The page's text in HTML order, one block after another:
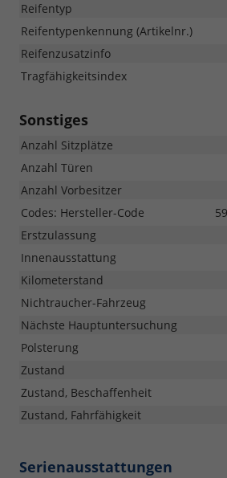
Reifentyp
Reifentypenkennung (Artikelnr.)
Reifenzusatzinfo
Tragfähigkeitsindex
Sonstiges
Anzahl Sitzplätze
Anzahl Türen
Anzahl Vorbesitzer
Codes: Hersteller-Code
Erstzulassung
Innenausstattung
Kilometerstand
Nichtraucher-Fahrzeug
Nächste Hauptuntersuchung
Polsterung
Zustand
Zustand, Beschaffenheit
Zustand, Fahrfähigkeit
Serienausstattungen